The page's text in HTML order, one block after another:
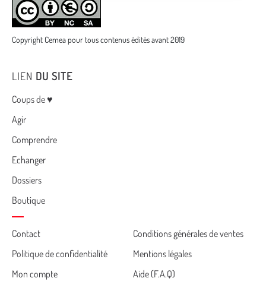
Copyright Cemea pour tous contenus édités avant 2019
LIEN DU SITE
Menu
Coups de ♥
Agir
Comprendre
Echanger
Dossiers
Boutique
Cemea
footer
Contact
Conditions générales de ventes
Politique de confidentialité
Mentions légales
Mon compte
Aide (F.A.Q)